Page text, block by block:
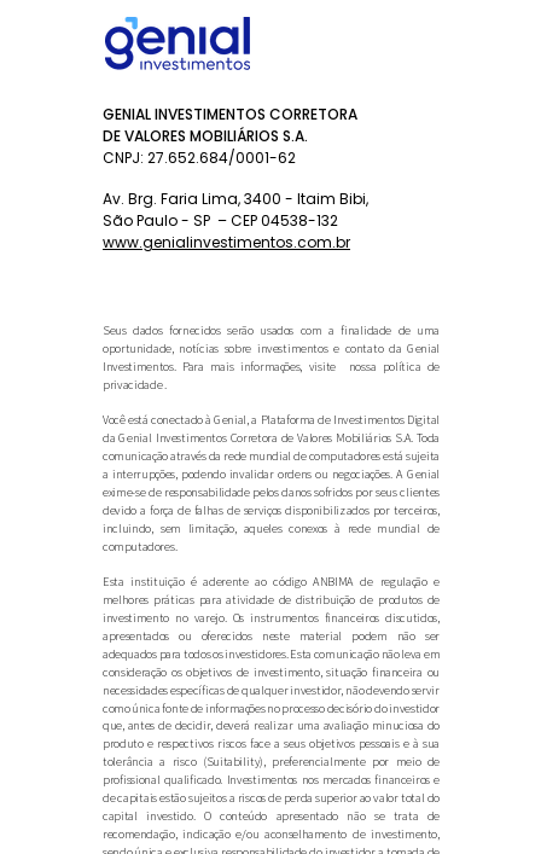
GENIAL INVESTIMENTOS CORRETORA
DE VALORES MOBILIÁRIOS S.A.
CNPJ: 27.652.684/0001-62
Av. Brg. Faria Lima, 3400 - Itaim Bibi,
São Paulo - SP – CEP 04538-132
www.genialinvestimentos.com.br
Seus dados fornecidos serão usados com a finalidade de uma
oportunidade, notícias sobre investimentos e contato da Genial
Investimentos. Para mais informações, visite nossa política de
privacidade .
Você está conectado à Genial, a Plataforma de Investimentos Digital
da Genial Investimentos Corretora de Valores Mobiliários S.A. Toda
comunicação através da rede mundial de computadores está sujeita
a interrupções, podendo invalidar ordens ou negociações. A Genial
exime-se de responsabilidade pelos danos sofridos por seus clientes
devido a força de falhas de serviços disponibilizados por terceiros,
incluindo, sem limitação, aqueles conexos à rede mundial de
computadores.
Esta instituição é aderente ao código ANBIMA de regulação e
melhores práticas para atividade de distribuição de produtos de
investimento no varejo. Os instrumentos financeiros discutidos,
apresentados ou oferecidos neste material podem não ser
adequados para todos os investidores. Esta comunicação não leva em
consideração os objetivos de investimento, situação financeira ou
necessidades específicas de qualquer investidor, não devendo servir
como única fonte de informações no processo decisório do investidor
que, antes de decidir, deverá realizar uma avaliação minuciosa do
produto e respectivos riscos face a seus objetivos pessoais e à sua
tolerância a risco (Suitability), preferencialmente por meio de
profissional qualificado. Investimentos nos mercados financeiros e
de capitais estão sujeitos a riscos de perda superior ao valor total do
capital investido. O conteúdo apresentado não se trata de
recomendação, indicação e/ou aconselhamento de investimento,